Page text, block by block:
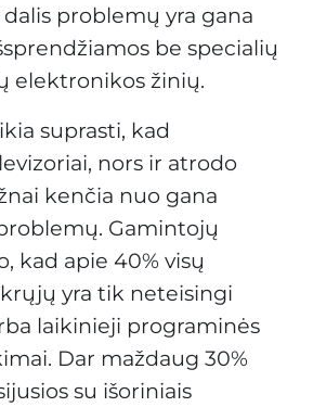
problemų yra gana
be specialių
elektronikos žinių.
suprasti, kad
nors ir atrodo
kenčia nuo gana
Gamintojų
kad apie 40% visų
yra tik neteisingi
laikinieji programinės
Dar maždaug 30%
su išoriniais